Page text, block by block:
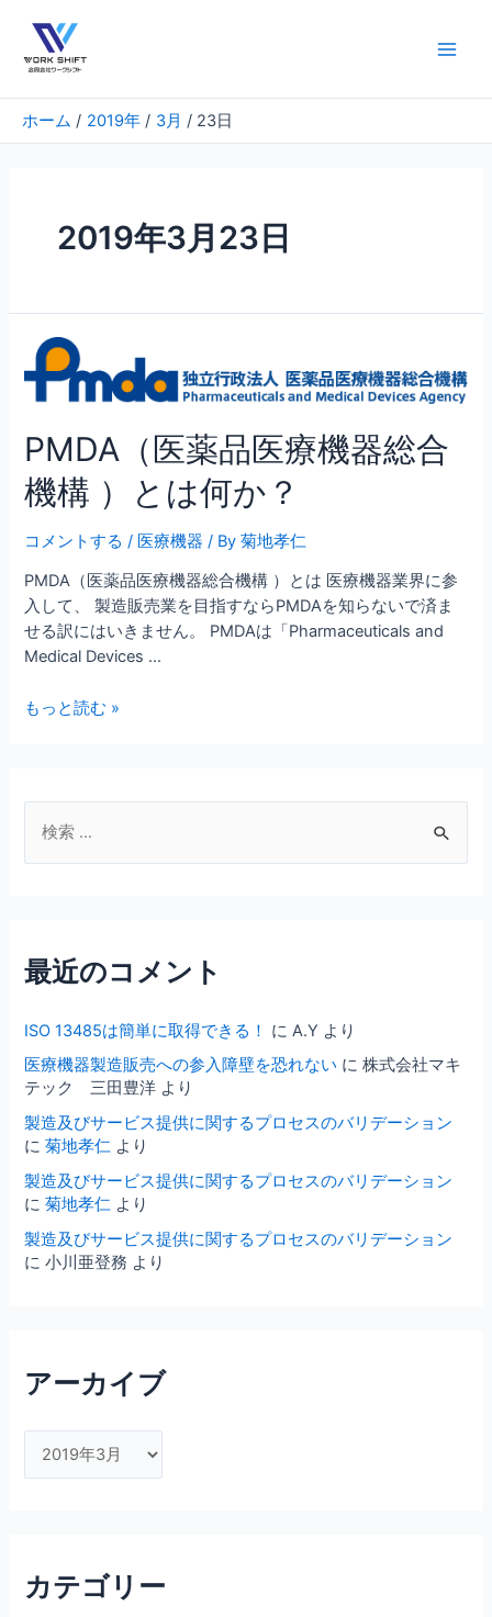
ホーム 2019年 3月 23日
2019年3月23日
PMDA（医薬品医療機器総合
機構 ）とは何か？
コメントする / 医療機器 / By菊地孝仁
PMDA（医薬品医療機器総合機構 ）とは 医療機器業界に参
入して、 製造販売業を目指すならPMDAを知らないで済ま
せる訳にはいきません。 PMDAは「Pharmaceuticals and
Medical Devices …
PMDA（医
療
構
）
は
何
か？
もっと読む »
最近のコメント
ISO 13485は簡単に取得できる！ に A.Y より
医療機器製造販売への参入障壁を恐れない に株式会社マキ
テック 三田豊洋 より
製造及びサービス提供に関するプロセスのバリデーション
に菊地孝仁 より
製造及びサービス提供に関するプロセスのバリデーション
に菊地孝仁 より
製造及びサービス提供に関するプロセスのバリデーション
に小川亜登務 より
アーカイブ
ー
ブ
カテゴリー